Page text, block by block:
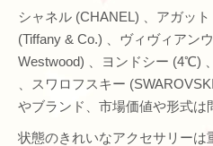
シャネル (CHANEL) 、アガッ
(Tiffany & Co.) 、ヴィヴィアン
Westwood) 、ヨンドシー (4℃)
、スワロフスキー
やブランド、市場価値や形式は
状態のきれいなアクセサリーは